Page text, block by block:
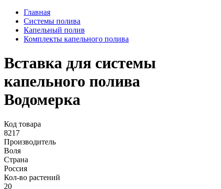
Главная
Системы полива
Капельный полив
Комплекты капельного полива
Вставка для системы
капельного полива
Водомерка
Код товара
8217
Производитель
Воля
Страна
Россия
Кол-во растений
20